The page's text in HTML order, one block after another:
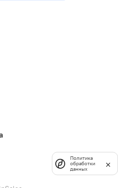
Политика
обработки
данных